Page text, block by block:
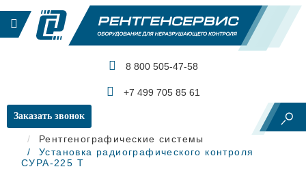
8 800 505-47-58
+7 499 705 85 61
Заказать звонок
Главная
Рентгеновский контроль
Рентгенографические системы
Установка радиографического контроля
СУРА-225 Т